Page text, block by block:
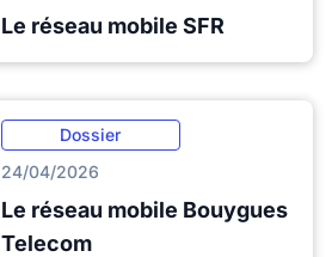
Le réseau mobile SFR
Dossier
24/04/2026
Le réseau mobile Bouygues
Telecom